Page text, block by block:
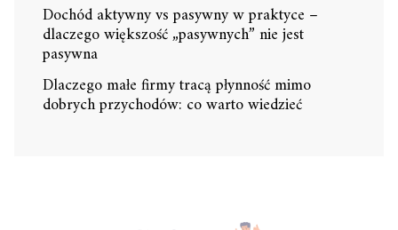
Dochód aktywny vs pasywny w praktyce –
dlaczego większość „pasywnych” nie jest
pasywna
Dlaczego małe firmy tracą płynność mimo
dobrych przychodów: co warto wiedzieć